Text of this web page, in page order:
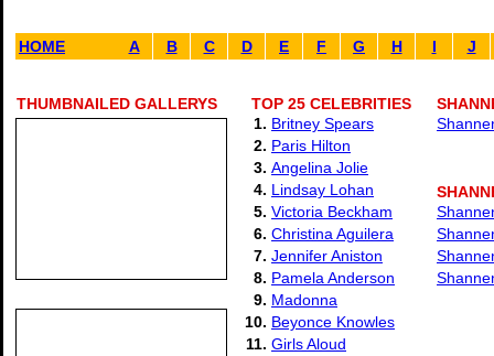
HOME A B C D E F G H I J
THUMBNAILED GALLERYS
TOP 25 CELEBRITIES
1. Britney Spears
2. Paris Hilton
3. Angelina Jolie
4. Lindsay Lohan
5. Victoria Beckham
6. Christina Aguilera
7. Jennifer Aniston
8. Pamela Anderson
9. Madonna
10. Beyonce Knowles
11. Girls Aloud